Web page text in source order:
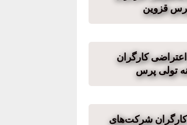
قزوین
کارگران
تولی پرس
شرکت‌های